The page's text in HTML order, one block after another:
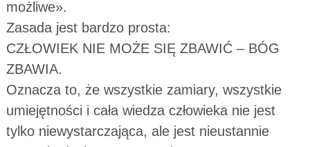
możliwe».
Zasada jest bardzo prosta:
CZŁOWIEK NIE MOŻE SIĘ ZBAWIĆ – BÓG
ZBAWIA.
Oznacza to, że wszystkie zamiary, wszystkie
umiejętności i cała wiedza człowieka nie jest
tylko niewystarczająca, ale jest nieustannie